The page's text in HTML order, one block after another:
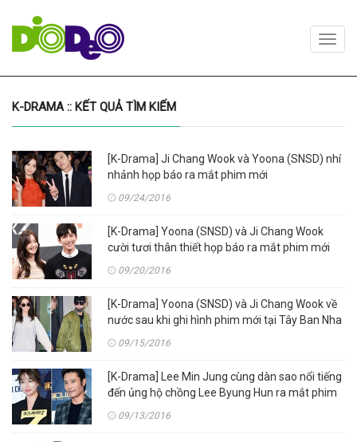
K-DRAMA :: KẾT QUẢ TÌM KIẾM
[K-Drama] Ji Chang Wook và Yoona (SNSD) nhí
nhảnh họp báo ra mắt phim mới
09/24/2016
[K-Drama] Yoona (SNSD) và Ji Chang Wook
cười tươi thân thiết họp báo ra mắt phim mới
09/20/2016
[K-Drama] Yoona (SNSD) và Ji Chang Wook về
nước sau khi ghi hình phim mới tại Tây Ban Nha
09/15/2016
[K-Drama] Lee Min Jung cùng dàn sao nổi tiếng
đến ủng hộ chồng Lee Byung Hun ra mắt phim
09/13/2016